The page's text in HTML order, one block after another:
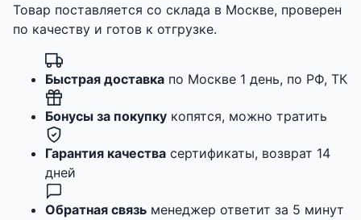
Товар поставляется со склада в Москве, проверен
по качеству и готов к отгрузке.
Быстрая доставка по Москве 1 день, по РФ, ТК
Бонусы за покупку копятся, можно тратить
Гарантия качества сертификаты, возврат 14
дней
Обратная связь менеджер ответит за 5 минут